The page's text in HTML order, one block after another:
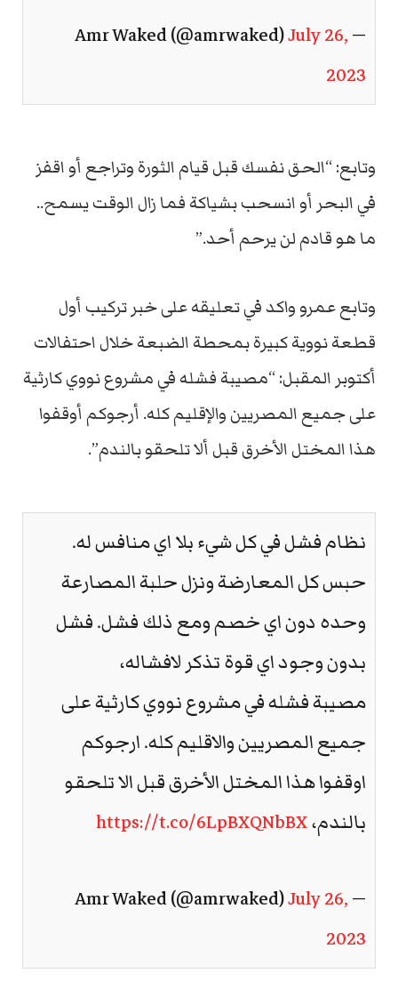
— Amr Waked (@amrwaked)
July 26,
2023
وتابع: “الحق نفسك قبل قيام الثورة وتراجع أو اقفز
في البحر أو انسحب بشياكة فما زال الوقت يسمح..
ما هو قادم لن يرحم أحد.”
وتابع عمرو واكد في تعليقه على خبر تركيب أول
قطعة نووية كبيرة بمحطة الضبعة خلال احتفالات
أكتوبر المقبل: “مصيبة فشله في مشروع نووي كارثية
على جميع المصريين والإقليم كله. أرجوكم أوقفوا
هذا المختل الأخرق قبل ألا تلحقو بالندم”.
نظام فشل في كل شيء بلا اي منافس له.
حبس كل المعارضة ونزل حلبة المصارعة
وحده دون اي خصم ومع ذلك فشل. فشل
بدون وجود اي قوة تذكر لافشاله،
مصيبة فشله في مشروع نووي كارثية على
جميع المصريين والاقليم كله. ارجوكم
اوقفوا هذا المختل الأخرق قبل الا تلحقو
بالندم،https://t.co/6LpBXQNbBX
— Amr Waked (@amrwaked)
July 26,
2023